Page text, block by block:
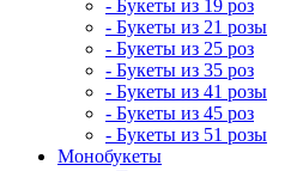
- Букеты из 19 роз
- Букеты из 21 розы
- Букеты из 25 роз
- Букеты из 35 роз
- Букеты из 41 розы
- Букеты из 45 роз
- Букеты из 51 розы
Монобукеты